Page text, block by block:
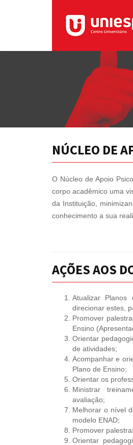
NÚCLEO DE
O Núcleo de Apoio
corpo acadêmico uma
da Instituição,
conhecimento a sua
AÇÕES AOS
Atualizar
direcionar estes,
Promover
Ensino
Orientar
de atividades;
Acompanhar e
Plano de Ensino;
Orientar os
Ministrar
avaliação;
Melhorar o nível
modelo ENAD;
Promover
Orientar